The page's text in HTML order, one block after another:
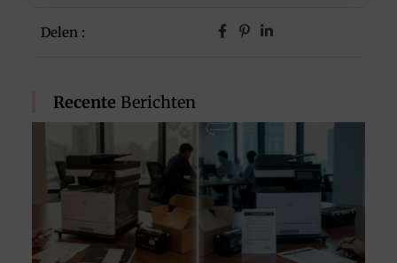
Delen :
Recente Berichten